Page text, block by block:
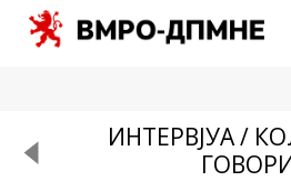
ИНТЕРВЈУА /